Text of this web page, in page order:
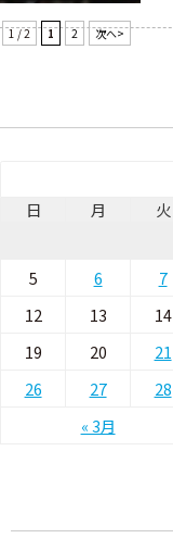
1 / 2 1 2 次へ>
日
月 火
« 3月
5
6 7
12
13 14
19
20 21
26
27 28